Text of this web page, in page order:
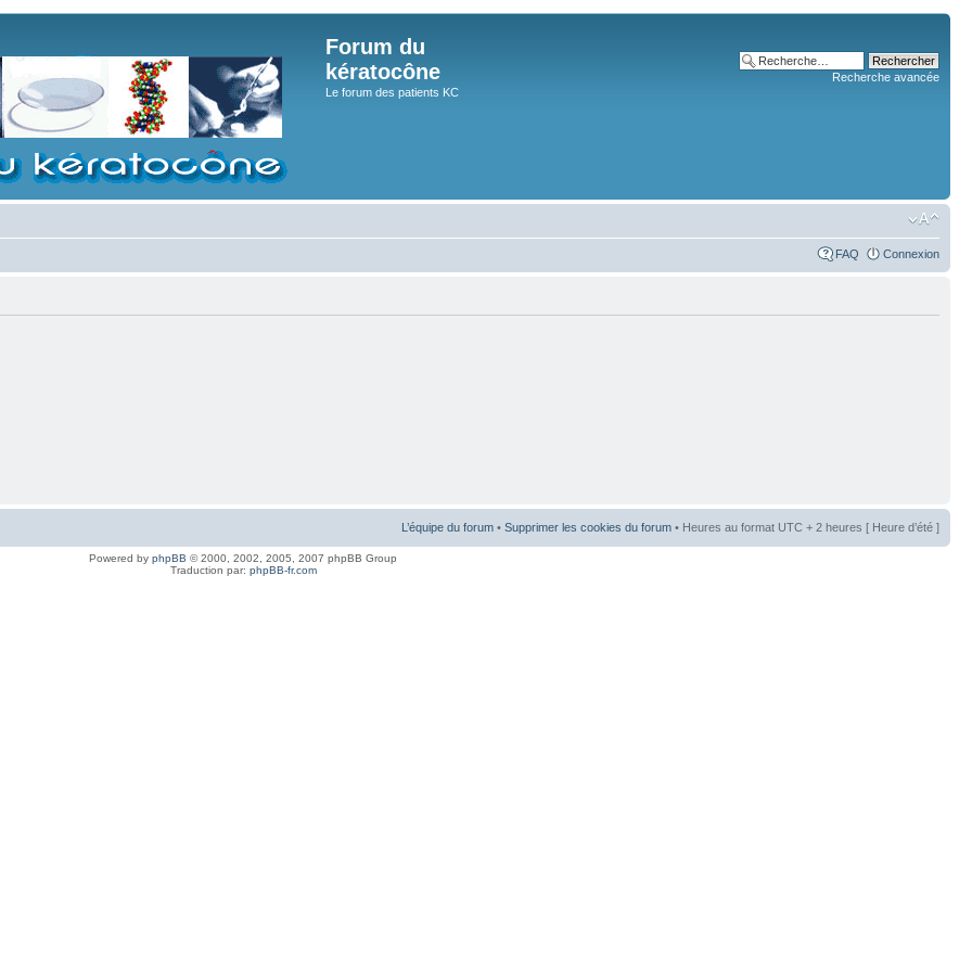
Forum du
kératocône
Le forum des patients KC
Recherche avancée
FAQ Connexion
L’équipe du forum • Supprimer les cookies du forum • Heures au format UTC + 2 heures [ Heure d’été ]
Powered by phpBB © 2000, 2002, 2005, 2007 phpBB Group
Traduction par: phpBB-fr.com